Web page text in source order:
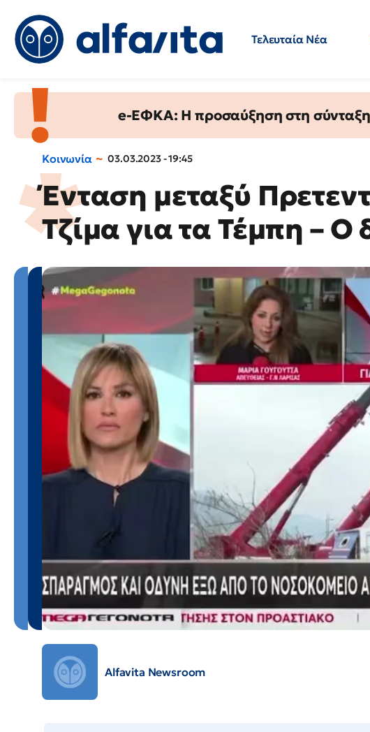
Τελευταία Νέα
e-ΕΦΚΑ: Η προσαύξηση στη σύνταξη
Κοινωνία 03.03.2023 - 19:45
Ένταση μεταξύ
Τζίμα για τα Τέμπη – Ο
Alfavita Newsroom